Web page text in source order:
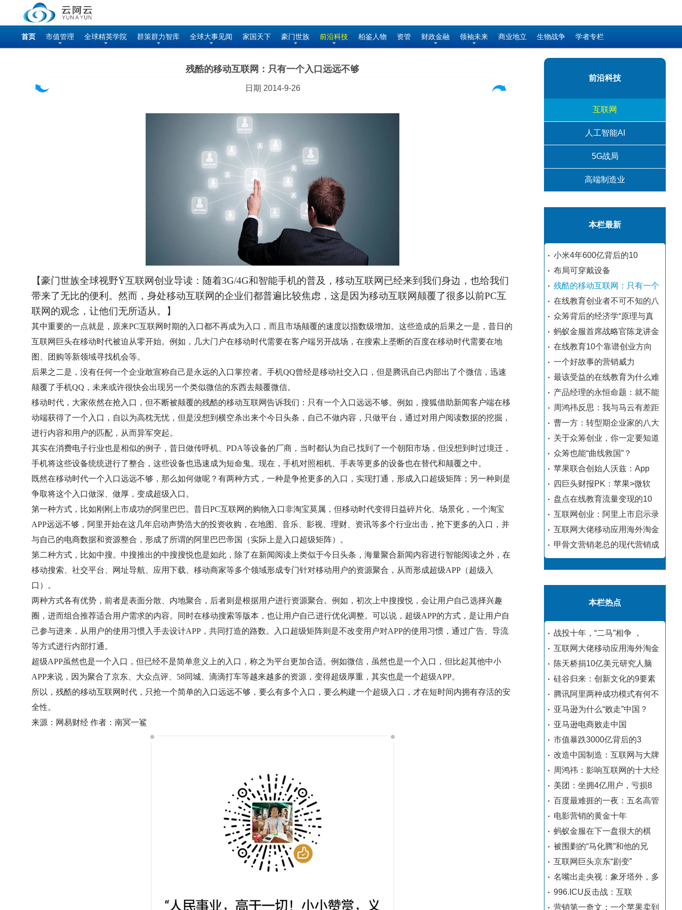
首页 市值管理 全球精英学院 群策群力智库 全球大事见闻 家国天下 豪门世族 前沿科技 柏鉴人物 资管 财政金融 领袖未来 商业地立 生物战争 学者专栏
残酷的移动互联网：只有一个入口远远不够
日期 2014-9-26
【豪门世族全球视野Ÿ互联网创业导读：随着3G/4G和智能手机的普及，移动互联网已经来到我们身边，也给我们
带来了无比的便利。然而，身处移动互联网的企业们都普遍比较焦虑，这是因为移动互联网颠覆了很多以前PC互
联网的观念，让他们无所适从。】
其中重要的一点就是，原来PC互联网时期的入口都不再成为入口，而且市场颠覆的速度以指数级增加。这些造成的后果之一是，昔日的
互联网巨头在移动时代被迫从零开始。例如，几大门户在移动时代需要在客户端另开战场，在搜索上垄断的百度在移动时代需要在地
图、团购等新领域寻找机会等。
后果之二是，没有任何一个企业敢宣称自己是永远的入口掌控者。手机QQ曾经是移动社交入口，但是腾讯自己内部出了个微信，迅速
颠覆了手机QQ，未来或许很快会出现另一个类似微信的东西去颠覆微信。
移动时代，大家依然在抢入口，但不断被颠覆的残酷的移动互联网告诉我们：只有一个入口远远不够。例如，搜狐借助新闻客户端在移
动端获得了一个入口，自以为高枕无忧，但是没想到横空杀出来个今日头条，自己不做内容，只做平台，通过对用户阅读数据的挖掘，
进行内容和用户的匹配，从而异军突起。
其实在消费电子行业也是相似的例子，昔日做传呼机、PDA等设备的厂商，当时都认为自己找到了一个朝阳市场，但没想到时过境迁，
手机将这些设备统统进行了整合，这些设备也迅速成为短命鬼。现在，手机对照相机、手表等更多的设备也在替代和颠覆之中。
既然在移动时代一个入口远远不够，那么如何做呢？有两种方式，一种是争抢更多的入口，实现打通，形成入口超级矩阵；另一种则是
争取将这个入口做深、做厚，变成超级入口。
第一种方式，比如刚刚上市成功的阿里巴巴。昔日PC互联网的购物入口非淘宝莫属，但移动时代变得日益碎片化、场景化，一个淘宝
APP远远不够，阿里开始在这几年启动声势浩大的投资收购，在地图、音乐、影视、理财、资讯等多个行业出击，抢下更多的入口，并
与自己的电商数据和资源整合，形成了所谓的阿里巴巴帝国（实际上是入口超级矩阵）。
第二种方式，比如中搜。中搜推出的中搜搜悦也是如此，除了在新闻阅读上类似于今日头条，海量聚合新闻内容进行智能阅读之外，在
移动搜索、社交平台、网址导航、应用下载、移动商家等多个领域形成专门针对移动用户的资源聚合，从而形成超级APP（超级入
口）。
两种方式各有优势，前者是表面分散、内地聚合，后者则是根据用户进行资源聚合。例如，初次上中搜搜悦，会让用户自己选择兴趣
圈，进而组合推荐适合用户需求的内容。同时在移动搜索等版本，也让用户自己进行优化调整。可以说，超级APP的方式，是让用户自
己参与进来，从用户的使用习惯入手去设计APP，共同打造的路数。入口超级矩阵则是不改变用户对APP的使用习惯，通过广告、导流
等方式进行内部打通。
超级APP虽然也是一个入口，但已经不是简单意义上的入口，称之为平台更加合适。例如微信，虽然也是一个入口，但比起其他中小
APP来说，因为聚合了京东、大众点评、58同城、滴滴打车等越来越多的资源，变得超级厚重，其实也是一个超级APP。
所以，残酷的移动互联网时代，只抢一个简单的入口远远不够，要么有多个入口，要么构建一个超级入口，才在短时间内拥有存活的安
全性。
来源：网易财经 作者：南冥一鲨
前沿科技
互联网
人工智能AI
5G战局
高端制造业
本栏最新
小米4年600亿背后的10
布局可穿戴设备
残酷的移动互联网：只有一个
在线教育创业者不可不知的八
众筹背后的经济学“原理与真
蚂蚁金服首席战略官陈龙讲金
在线教育10个靠谱创业方向
一个好故事的营销威力
最该受益的在线教育为什么难
产品经理的永恒命题：就不能
周鸿祎反思：我与马云有差距
曹一方：转型期企业家的八大
关于众筹创业，你一定要知道
众筹也能“曲线救国”？
苹果联合创始人沃兹：App
四巨头财报PK：苹果>微软
盘点在线教育流量变现的10
互联网创业：阿里上市启示录
互联网大佬移动应用海外淘金
甲骨文营销老总的现代营销成
本栏热点
战投十年，“二马”相争 ，
互联网大佬移动应用海外淘金
陈天桥捐10亿美元研究人脑
硅谷归来：创新文化的9要素
腾讯阿里两种成功模式有何不
亚马逊为什么“败走”中国？
亚马逊电商败走中国
市值暴跌3000亿背后的3
改造中国制造：互联网与大牌
周鸿祎：影响互联网的十大经
美团：坐拥4亿用户，亏损8
百度最难捱的一夜：五名高管
电影营销的黄金十年
蚂蚁金服在下一盘很大的棋
被围剿的“马化腾”和他的兄
互联网巨头京东“剧变”
名嘴出走央视：象牙塔外，多
996.ICU反击战：互联
营销第一奇文：一个苹果卖到